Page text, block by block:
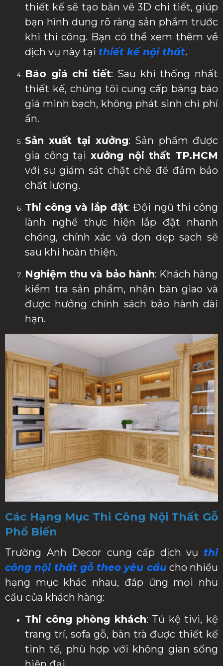
thiết kế sẽ tạo bản vẽ 3D chi tiết, giúp
bạn hình dung rõ ràng sản phẩm trước
khi thi công. Bạn có thể xem thêm về
dịch vụ này tại thiết kế nội thất.
Báo giá chi tiết: Sau khi thống nhất
thiết kế, chúng tôi cung cấp bảng báo
giá minh bạch, không phát sinh chi phí
ẩn.
Sản xuất tại xưởng: Sản phẩm được
gia công tại xưởng nội thất TP.HCM
với sự giám sát chặt chẽ để đảm bảo
chất lượng.
Thi công và lắp đặt: Đội ngũ thi công
lành nghề thực hiện lắp đặt nhanh
chóng, chính xác và dọn dẹp sạch sẽ
sau khi hoàn thiện.
Nghiệm thu và bảo hành: Khách hàng
kiểm tra sản phẩm, nhận bàn giao và
được hưởng chính sách bảo hành dài
hạn.
Các Hạng Mục Thi Công Nội Thất Gỗ
Phổ Biến
Trường Anh Decor cung cấp dịch vụ thi
công nội thất gỗ theo yêu cầucho nhiều
hạng mục khác nhau, đáp ứng mọi nhu
cầu của khách hàng:
Thi công phòng khách: Tủ kệ tivi, kệ
trang trí, sofa gỗ, bàn trà được thiết kế
tinh tế, phù hợp với không gian sống